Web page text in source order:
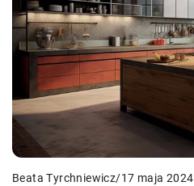
Beata Tyrchniewicz/17 maja 2024